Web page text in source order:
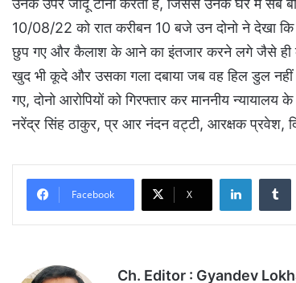
उनके उपर जादू टोना करता है, जिससे उनके घर में सब
10/08/22 को रात करीबन 10 बजे उन दोनो ने देखा कि
छुप गए और कैलाश के आने का इंतजार करने लगे जैसे ही
खुद भी कूदे और उसका गला दबाया जब वह हिल डुल
गए, दोनो आरोपियों को गिरफ्तार कर माननीय
नरेंद्र सिंह ठाकुर, प्र आर नंदन वट्टी, आरक्षक प्रवेश,
Facebook X
Ch. Editor : Gyandev